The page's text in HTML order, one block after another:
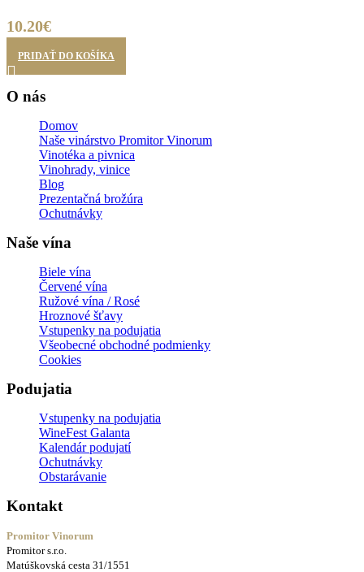
10.20€
PRIDAŤ DO KOŠÍKA
O nás
Domov
Naše vinárstvo Promitor Vinorum
Vinotéka a pivnica
Vinohrady, vinice
Blog
Prezentačná brožúra
Ochutnávky
Naše vína
Biele vína
Červené vína
Ružové vína / Rosé
Hroznové šťavy
Vstupenky na podujatia
Všeobecné obchodné podmienky
Cookies
Podujatia
Vstupenky na podujatia
WineFest Galanta
Kalendár podujatí
Ochutnávky
Obstarávanie
Kontakt
Promitor Vinorum
Promitor s.r.o.
Matúškovská cesta 31/1551